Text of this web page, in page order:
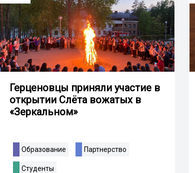
Герценовцы приняли участие в
открытии Слёта вожатых в
«Зеркальном»
Образование Партнерство
Студенты